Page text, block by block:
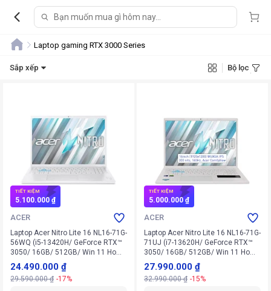
Laptop gaming RTX 3000 Series
Sắp xếp Bộ lọc
TIẾT KIỆM
5.100.000 ₫
ACER
Laptop Acer Nitro Lite 16 NL16-71G-
56WQ (i5-13420H/ GeForce RTX™
3050/ 16GB/ 512GB/ Win 11 Home
SL)
24.490.000 ₫
29.590.000 ₫ -17%
TIẾT KIỆM
5.000.000 ₫
ACER
Laptop Acer Nitro Lite 16 NL16-71G-
71UJ (i7-13620H/ GeForce RTX™
3050/ 16GB/ 512GB/ Win 11 Home
SL)
27.990.000 ₫
32.990.000 ₫ -15%